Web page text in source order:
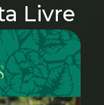
Livre